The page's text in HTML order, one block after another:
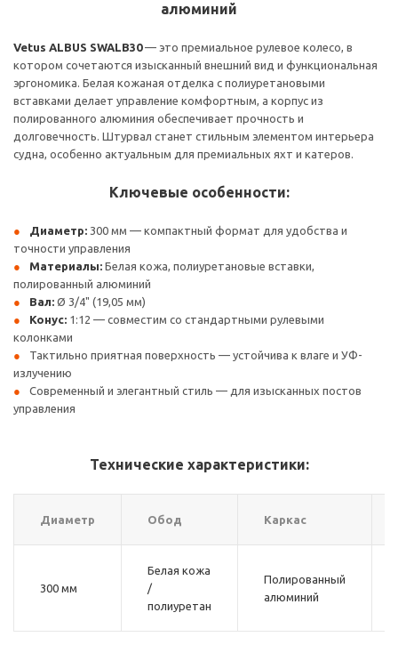
алюминий
Vetus ALBUS SWALB30— это премиальное рулевое колесо, в
котором сочетаются изысканный внешний вид и функциональная
эргономика. Белая кожаная отделка с полиуретановыми
вставками делает управление комфортным, а корпус из
полированного алюминия обеспечивает прочность и
долговечность. Штурвал станет стильным элементом интерьера
судна, особенно актуальным для премиальных яхт и катеров.
Ключевые особенности:
Диаметр: 300 мм — компактный формат для удобства и
точности управления
Материалы: Белая кожа, полиуретановые вставки,
полированный алюминий
Вал: Ø 3/4" (19,05 мм)
Конус: 1:12 — совместим со стандартными рулевыми
колонками
Тактильно приятная поверхность — устойчива к влаге и УФ-
излучению
Современный и элегантный стиль — для изысканных постов
управления
Технические характеристики:
Диаметр Обод Каркас
300 мм
Белая кожа
/
полиуретан
Полированный
алюминий